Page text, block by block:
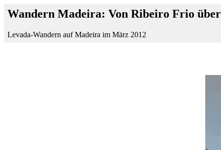
Wandern Madeira: Von Ribeiro Frio
Levada-Wandern auf Madeira im März 2012